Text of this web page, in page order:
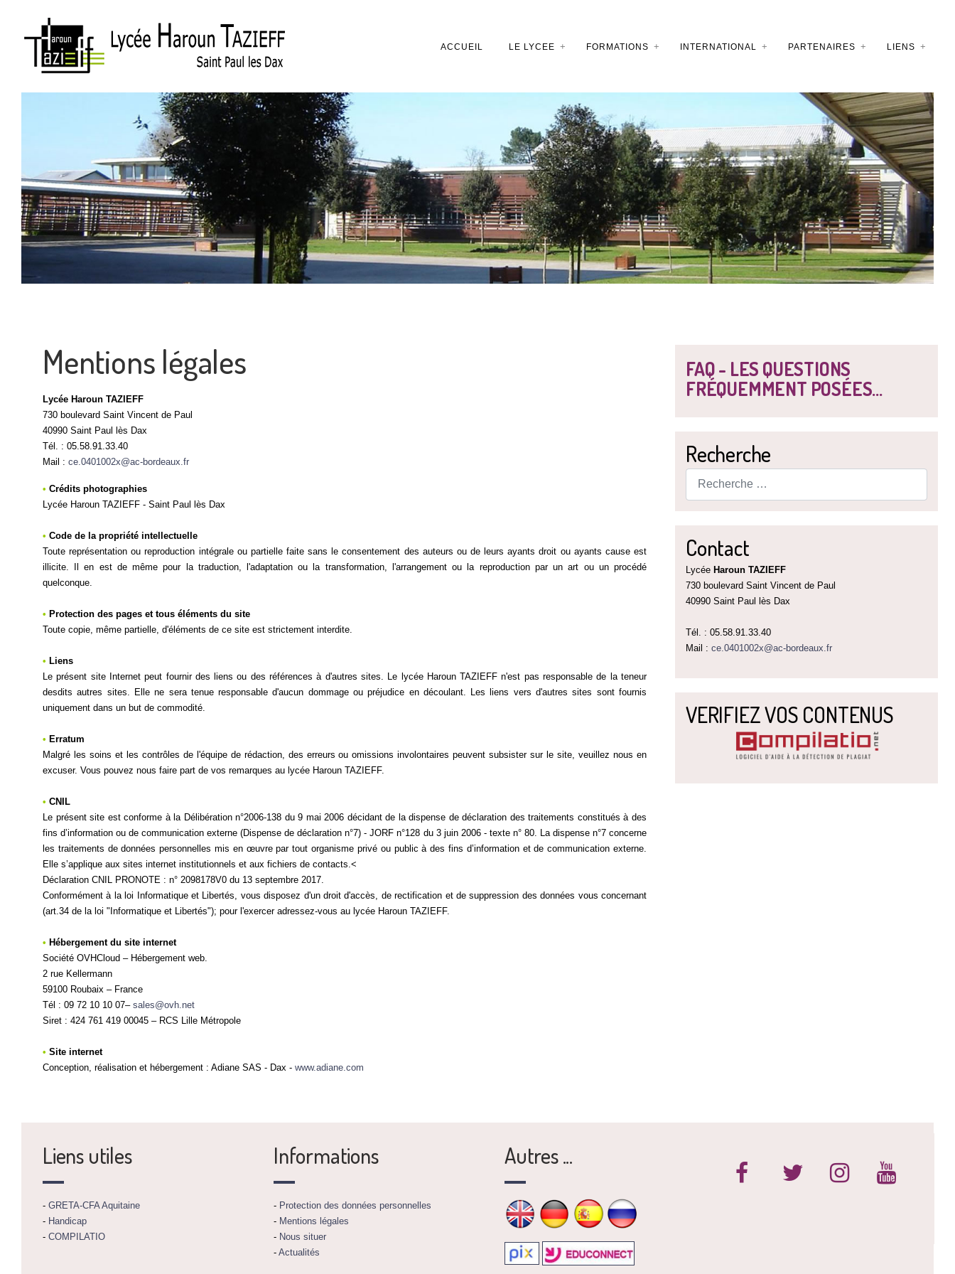
ACCUEIL LE LYCEE FORMATIONS INTERNATIONAL PARTENAIRES LIENS
FAQ - LES QUESTIONS
FRÉQUEMMENT POSÉES...
Recherche
Contact
Lycée Haroun TAZIEFF
730 boulevard Saint Vincent de Paul
40990 Saint Paul lès Dax
Tél. : 05.58.91.33.40
Mail : ce.0401002x@ac-bordeaux.fr
VERIFIEZ VOS CONTENUS
Mentions légales
Lycée Haroun TAZIEFF
730 boulevard Saint Vincent de Paul
40990 Saint Paul lès Dax
Tél. : 05.58.91.33.40
Mail : ce.0401002x@ac-bordeaux.fr
• Crédits photographies
Lycée Haroun TAZIEFF - Saint Paul lès Dax
• Code de la propriété intellectuelle
Toute représentation ou reproduction intégrale ou partielle faite sans le consentement des auteurs ou de leurs ayants droit ou ayants cause est
illicite. Il en est de même pour la traduction, l'adaptation ou la transformation, l'arrangement ou la reproduction par un art ou un procédé
quelconque.
• Protection des pages et tous éléments du site
Toute copie, même partielle, d'éléments de ce site est strictement interdite.
• Liens
Le présent site Internet peut fournir des liens ou des références à d'autres sites. Le lycée Haroun TAZIEFF n'est pas responsable de la teneur
desdits autres sites. Elle ne sera tenue responsable d'aucun dommage ou préjudice en découlant. Les liens vers d'autres sites sont fournis
uniquement dans un but de commodité.
• Erratum
Malgré les soins et les contrôles de l'équipe de rédaction, des erreurs ou omissions involontaires peuvent subsister sur le site, veuillez nous en
excuser. Vous pouvez nous faire part de vos remarques au lycée Haroun TAZIEFF.
• CNIL
Le présent site est conforme à la Délibération n°2006-138 du 9 mai 2006 décidant de la dispense de déclaration des traitements constitués à des
fins d’information ou de communication externe (Dispense de déclaration n°7) - JORF n°128 du 3 juin 2006 - texte n° 80. La dispense n°7 concerne
les traitements de données personnelles mis en œuvre par tout organisme privé ou public à des fins d’information et de communication externe.
Elle s’applique aux sites internet institutionnels et aux fichiers de contacts.<
Déclaration CNIL PRONOTE : n° 2098178V0 du 13 septembre 2017.
Conformément à la loi Informatique et Libertés, vous disposez d'un droit d'accès, de rectification et de suppression des données vous concernant
(art.34 de la loi "Informatique et Libertés"); pour l'exercer adressez-vous au lycée Haroun TAZIEFF.
• Hébergement du site internet
Société OVHCloud – Hébergement web.
2 rue Kellermann
59100 Roubaix – France
Tél : 09 72 10 10 07– sales@ovh.net
Siret : 424 761 419 00045 – RCS Lille Métropole
• Site internet
Conception, réalisation et hébergement : Adiane SAS - Dax - www.adiane.com
Liens utiles
- GRETA-CFA Aquitaine
- Handicap
- COMPILATIO
Informations
- Protection des données personnelles
- Mentions légales
- Nous situer
- Actualités
Autres ...